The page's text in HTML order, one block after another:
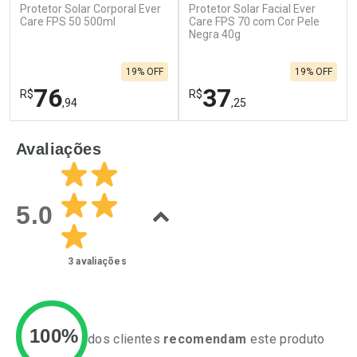
Ativar Desconto Ativar Desconto
Comprar sem Desconto
Protetor Solar Corporal Ever
Care FPS 50 500ml
R$76,94
19% OFF
Laboratório
Por Menos
Protetor Solar Facial Ever
Care FPS 70 com Cor Pele
Negra 40g
R$37,25
19% OFF
Avaliações
5.0
3 avaliações
100% dos clientes recomendam este produto